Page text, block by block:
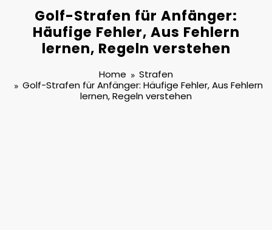
Golf-Strafen für Anfänger:
Häufige Fehler, Aus Fehlern
lernen, Regeln verstehen
Home
Strafen
Golf-Strafen für Anfänger: Häufige Fehler, Aus Fehlern
lernen, Regeln verstehen